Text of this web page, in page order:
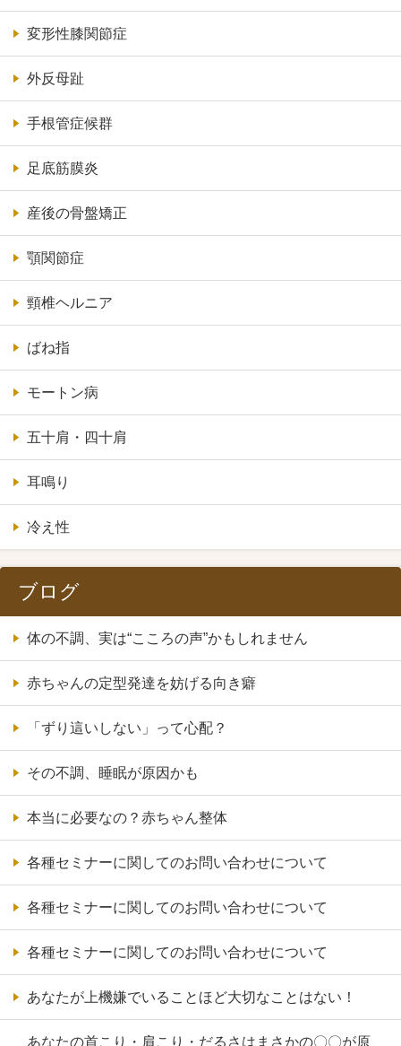
変形性膝関節症
外反母趾
手根管症候群
足底筋膜炎
産後の骨盤矯正
顎関節症
頸椎ヘルニア
ばね指
モートン病
五十肩・四十肩
耳鳴り
冷え性
ブログ
体の不調、実は“こころの声”かもしれません
赤ちゃんの定型発達を妨げる向き癖
「ずり這いしない」って心配？
その不調、睡眠が原因かも
本当に必要なの？赤ちゃん整体
各種セミナーに関してのお問い合わせについて
各種セミナーに関してのお問い合わせについて
各種セミナーに関してのお問い合わせについて
あなたが上機嫌でいることほど大切なことはない！
あなたの首こり・肩こり・だるさはまさかの〇〇が原